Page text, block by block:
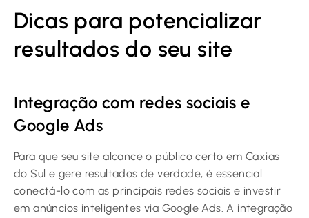
Dicas para potencializar
resultados do seu site
Integração com redes sociais e
Google Ads
Para que seu site alcance o público certo em Caxias
do Sul e gere resultados de verdade, é essencial
conectá-lo com as principais redes sociais e investir
em anúncios inteligentes via Google Ads. A integração